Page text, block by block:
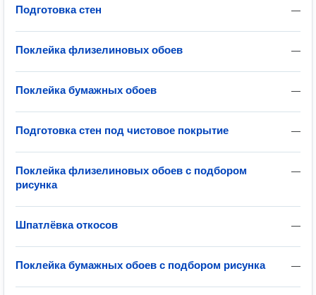
—
Подготовка стен
—
Поклейка флизелиновых обоев
—
Поклейка бумажных обоев
—
Подготовка стен под чистовое покрытие
—
Поклейка флизелиновых обоев с подбором
рисунка
—
Шпатлёвка откосов
—
Поклейка бумажных обоев с подбором рисунка